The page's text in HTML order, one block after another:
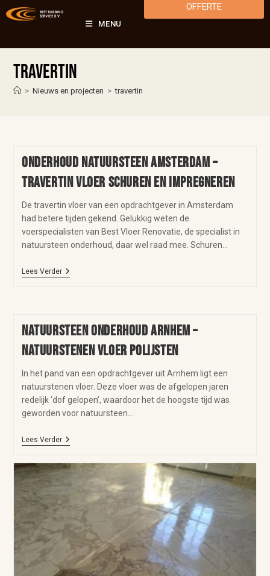
MENU
OFFERTE
travertin
> Nieuws en projecten > travertin
Onderhoud natuursteen Amsterdam –
travertin vloer schuren en impregneren
De travertin vloer van een opdrachtgever in Amsterdam
had betere tijden gekend. Gelukkig weten de
voerspecialisten van Best Vloer Renovatie, de specialist in
natuursteen onderhoud, daar wel raad mee. Schuren…
Lees Verder
Natuursteen onderhoud Arnhem –
natuurstenen vloer polijsten
In het pand van een opdrachtgever uit Arnhem ligt een
natuurstenen vloer. Deze vloer was de afgelopen jaren
redelijk ‘dof gelopen’, waardoor het de hoogste tijd was
geworden voor natuursteen…
Lees Verder